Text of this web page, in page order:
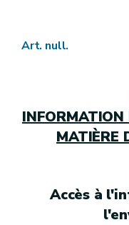
Art. null.
MATIÈRE
Accès à